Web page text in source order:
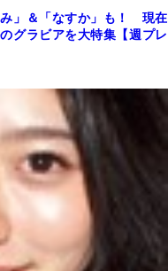
み」＆「なすか」も！ 現在
グラビアを大特集【週プレ